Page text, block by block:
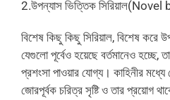
2.উপন্যাস ভিত্তিক
বিশেষ কিছু কিছু সিরিয়াল, বিশেষ করে
যেগুলো পূর্বেও হয়েছে বর্তমানেও হচ্ছে,
প্রশংসা পাওয়ার যোগ্য। কাহিনীর
জোরপূর্বক চরিত্র সৃষ্টি ও তার প্রয়োগ